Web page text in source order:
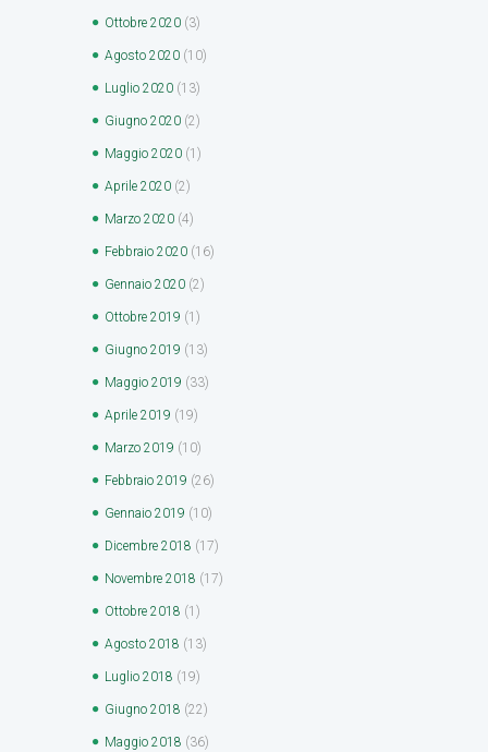
Ottobre 2020 (3)
Agosto 2020 (10)
Luglio 2020 (13)
Giugno 2020 (2)
Maggio 2020 (1)
Aprile 2020 (2)
Marzo 2020 (4)
Febbraio 2020 (16)
Gennaio 2020 (2)
Ottobre 2019 (1)
Giugno 2019 (13)
Maggio 2019 (33)
Aprile 2019 (19)
Marzo 2019 (10)
Febbraio 2019 (26)
Gennaio 2019 (10)
Dicembre 2018 (17)
Novembre 2018 (17)
Ottobre 2018 (1)
Agosto 2018 (13)
Luglio 2018 (19)
Giugno 2018 (22)
Maggio 2018 (36)